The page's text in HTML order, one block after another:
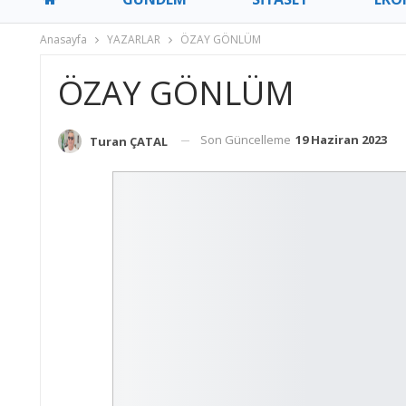
Anasayfa YAZARLAR ÖZAY GÖNLÜM
ÖZAY GÖNLÜM
Turan ÇATAL Son Güncelleme 19 Haziran 2023